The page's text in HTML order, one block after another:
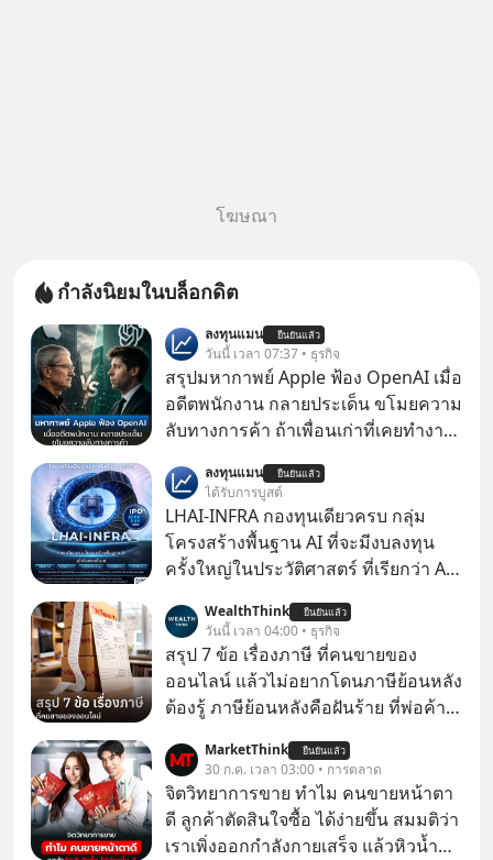
โฆษณา
กำลังนิยมในบล็อกดิต
ลงทุนแมน ยืนยันแล้ว
วันนี้ เวลา 07:37 • ธุรกิจ
สรุปมหากาพย์ Apple ฟ้อง OpenAI เมื่อ
อดีตพนักงาน กลายประเด็น ขโมยความ
ลับทางการค้า ถ้าเพื่อนเก่าที่เคยทำงาน
เก่าที่เขาเคยทำไว้ ตอนยังอยู่บริษัท
เดียวกัน
ลงทุนแมน ยืนยันแล้ว
ได้รับการบูสต์
LHAI-INFRA กองทุนเดียวครบ กลุ่ม
โครงสร้างพื้นฐาน AI ที่จะมีงบลงทุน
ครั้งใหญ่ในประวัติศาสตร์ ที่เรียกว่า AI
1 เดือนที่ผ่านมา แต่ความจริงคือทั่วโลก
ยังเดินหน้าลงทุน AI อย่างต่อเนื่อง ซึ่ง
ต้องการโครงสร้างพื้นฐานด้าน AI
จำนวนมาก ตั้งแต่เมโมรีชิป เก็บข้อมูล
ยันระบบไฟฟ้า และระบายความร้อน
WealthThink ยืนยันแล้ว
วันนี้ เวลา 04:00 • ธุรกิจ
สรุป 7 ข้อ เรื่องภาษี ที่คนขายของ
ออนไลน์ แล้วไม่อยากโดนภาษีย้อนหลัง
ต้องรู้ ภาษีย้อนหลังคือฝันร้าย ที่พ่อค้า
MarketThink ยืนยันแล้ว
30 ก.ค. เวลา 03:00 • การตลาด
จิตวิทยาการขาย ทำไม คนขายหน้าตา
ดี ลูกค้าตัดสินใจซื้อ ได้ง่ายขึ้น สมมติว่า
เราเพิ่งออกกำลังกายเสร็จ แล้วหิวน้ำ